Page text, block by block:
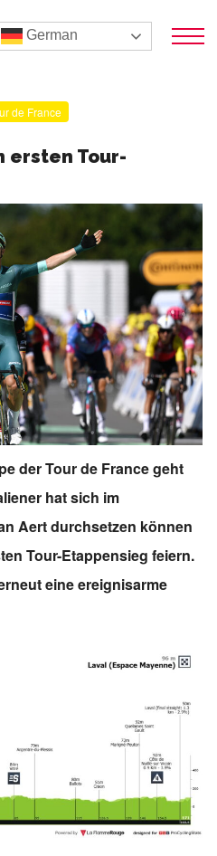
German
de France
ersten Tour-
der Tour de France geht
hat sich im
Aert durchsetzen können
Tour-Etappensieg feiern.
eine ereignisarme